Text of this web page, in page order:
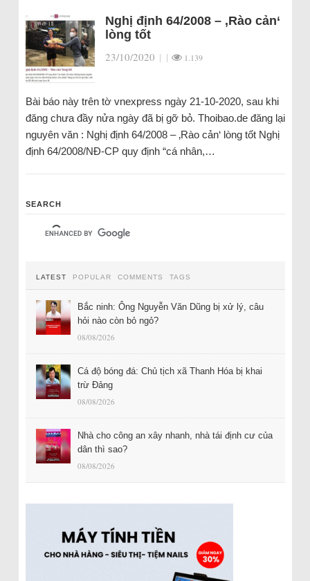
Nghị định 64/2008 – ‚Rào cản‘
lòng tốt
23/10/2020 | | 1.139
Bài báo này trên tờ vnexpress ngày 21-10-2020, sau khi
đăng chưa đầy nửa ngày đã bị gỡ bỏ. Thoibao.de đăng lại
nguyên văn : Nghị định 64/2008 – ‚Rào cản‘ lòng tốt Nghị
định 64/2008/NĐ-CP quy định “cá nhân,…
SEARCH
LATEST POPULAR COMMENTS TAGS
Bắc ninh: Ông Nguyễn Văn Dũng bị xử lý, câu
hỏi nào còn bỏ ngỏ?
08/08/2026
Cá độ bóng đá: Chủ tịch xã Thanh Hóa bị khai
trừ Đảng
08/08/2026
Nhà cho công an xây nhanh, nhà tái định cư của
dân thì sao?
08/08/2026